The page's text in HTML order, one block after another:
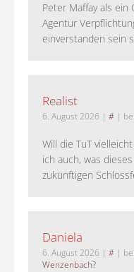
Peter Maffay als
Agentur
einverstanden sein
Realist
6. August 2026 | # | bei
Will die TuT
ich auch, was
zukünftigen
Daniela
6. August 2026 | # | bei
Wenzenbach?